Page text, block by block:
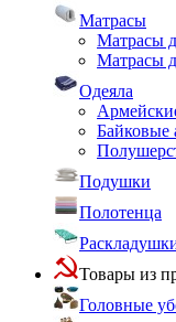
Матрасы
Матрасы
Матрасы
Одеяла
Байковые
Подушки
Полотенца
Товары из
Головные